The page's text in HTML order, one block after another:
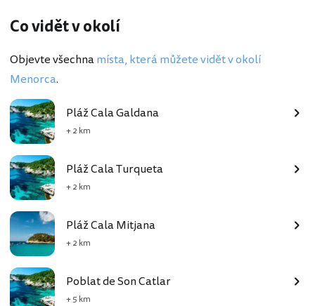
Co vidět v okolí
Objevte všechnamísta, která můžete vidět v okolí
Menorca.
Pláž Cala Galdana
+ 2 km
Pláž Cala Turqueta
+ 2 km
Pláž Cala Mitjana
+ 2 km
Poblat de Son Catlar
+ 5 km